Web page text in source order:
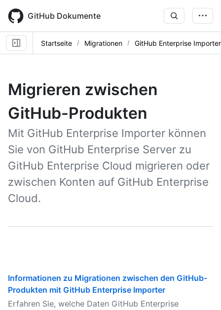
main
content
GitHub Dokumente
Startseite Migrationen GitHub Enterprise Importer
Migrieren zwischen
GitHub-Produkten
Mit GitHub Enterprise Importer können
Sie von GitHub Enterprise Server zu
GitHub Enterprise Cloud migrieren oder
zwischen Konten auf GitHub Enterprise
Cloud.
Informationen zu Migrationen zwischen den GitHub-
Produkten mit GitHub Enterprise Importer
Erfahren Sie, welche Daten GitHub Enterprise